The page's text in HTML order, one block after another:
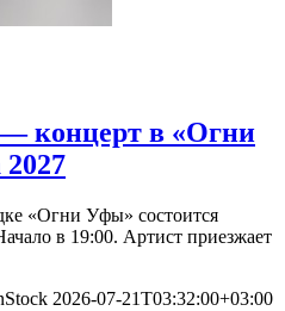
концерт в «Огни
«Огни Уфы» состоится
в 19:00. Артист приезжает
2026-07-21T03:32:00+03:00